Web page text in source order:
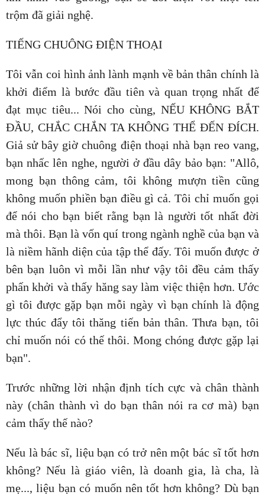
trộm đã giải nghệ.
TIẾNG CHUÔNG ĐIỆN THOẠI
Tôi vẫn coi hình ảnh lành mạnh về bản thân chính là
khởi điểm là bước đầu tiên và quan trọng nhất để
đạt mục tiêu... Nói cho cùng, NẾU KHÔNG BẮT
ĐẦU, CHẮC CHẮN TA KHÔNG THỂ ĐẾN ĐÍCH.
Giả sử bây giờ chuông điện thoại nhà bạn reo vang,
bạn nhấc lên nghe, người ở đầu dây bảo bạn: "Allô,
mong bạn thông cảm, tôi không mượn tiền cũng
không muốn phiền bạn điều gì cả. Tôi chỉ muốn gọi
để nói cho bạn biết rằng bạn là người tốt nhất đời
mà thôi. Bạn là vốn quí trong ngành nghề của bạn và
là niềm hãnh diện của tập thể đấy. Tôi muốn được ở
bên bạn luôn vì mỗi lần như vậy tôi đều cảm thấy
phấn khởi và thấy hăng say làm việc thiện hơn. Ước
gì tôi được gặp bạn mỗi ngày vì bạn chính là động
lực thúc đẩy tôi thăng tiến bản thân. Thưa bạn, tôi
chỉ muốn nói có thế thôi. Mong chóng được gặp lại
bạn".
Trước những lời nhận định tích cực và chân thành
này (chân thành vì do bạn thân nói ra cơ mà) bạn
cảm thấy thế nào?
Nếu là bác sĩ, liệu bạn có trở nên một bác sĩ tốt hơn
không? Nếu là giáo viên, là doanh gia, là cha, là
mẹ..., liệu bạn có muốn nên tốt hơn không? Dù bạn